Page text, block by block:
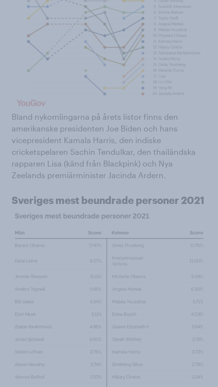
Bland nykomlingarna på årets listor finns den
amerikanske presidenten Joe Biden och hans
vicepresident Kamala Harris, den indiske
cricketspelaren Sachin Tendulkar, den thailändska
rapparen Lisa (känd från Blackpink) och Nya
Zeelands premiärminister Jacinda Ardern.
Sveriges mest beundrade personer 2021